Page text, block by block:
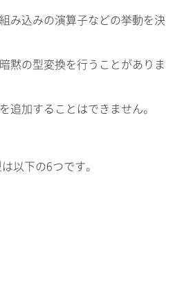
み込みの演算子などの挙動を決
黙の型変換を行うことがありま
追加することはできません。
以下の6つです。